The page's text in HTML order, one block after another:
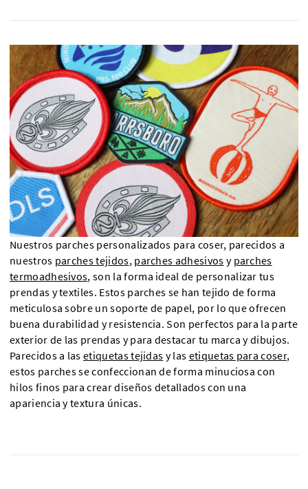
Nuestros parches personalizados para coser, parecidos a
nuestros parches tejidos, parches adhesivos y parches
termoadhesivos, son la forma ideal de personalizar tus
prendas y textiles. Estos parches se han tejido de forma
meticulosa sobre un soporte de papel, por lo que ofrecen
buena durabilidad y resistencia. Son perfectos para la parte
exterior de las prendas y para destacar tu marca y dibujos.
Parecidos a lasetiquetas tejidas y las etiquetas para coser,
estos parches se confeccionan de forma minuciosa con
hilos finos para crear diseños detallados con una
apariencia y textura únicas.